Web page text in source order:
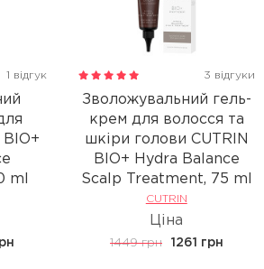
1 відгук
BIO+
ml
3 відгуки
Зволожувальний гель-
крем для волосся та
шкіри голови CUTRIN
BIO+ Hydra Balance
Scalp Treatment, 75 ml
CUTRIN
Ціна
1449 грн 1261 грн